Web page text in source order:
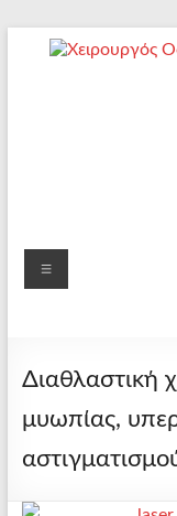
Menu
Διαθλαστική
μυωπίας,